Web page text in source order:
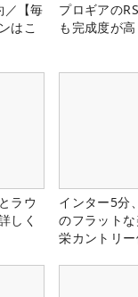
／【毎
はこ
プロギアの
も完成度が
ラウ
しく
インター5分
のフラット
栄カントリ